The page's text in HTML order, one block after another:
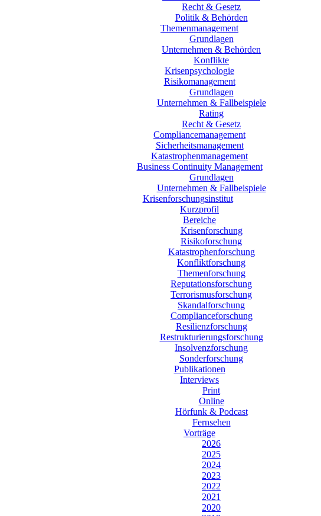
Recht & Gesetz
Politik & Behörden
Themenmanagement
Grundlagen
Unternehmen & Behörden
Konflikte
Krisenpsychologie
Risikomanagement
Grundlagen
Unternehmen & Fallbeispiele
Rating
Recht & Gesetz
Compliancemanagement
Sicherheitsmanagement
Katastrophenmanagement
Business Continuity Management
Grundlagen
Unternehmen & Fallbeispiele
Krisenforschungsinstitut
Kurzprofil
Bereiche
Krisenforschung
Risikoforschung
Katastrophenforschung
Konfliktforschung
Themenforschung
Reputationsforschung
Terrorismusforschung
Skandalforschung
Complianceforschung
Resilienzforschung
Restrukturierungsforschung
Insolvenzforschung
Sonderforschung
Publikationen
Interviews
Print
Online
Hörfunk & Podcast
Fernsehen
Vorträge
2026
2025
2024
2023
2022
2021
2020